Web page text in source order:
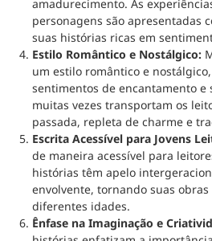
amadurecimento. As
personagens são apresentadas
suas histórias ricas em
Estilo Romântico e Nostálgico:
um estilo romântico e
sentimentos de encantamento e
muitas vezes transportam os
passada, repleta de charme e
Escrita Acessível para Jovens
de maneira acessível para
histórias têm apelo
envolvente, tornando suas
diferentes idades.
Ênfase na Imaginação e